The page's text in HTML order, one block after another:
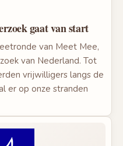
gaat van start
van Meet Mee,
van Nederland. Tot
vrijwilligers langs de
er op onze stranden